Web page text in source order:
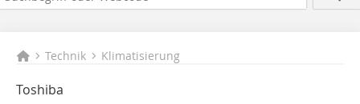
Technik Klimatisierung
Toshiba